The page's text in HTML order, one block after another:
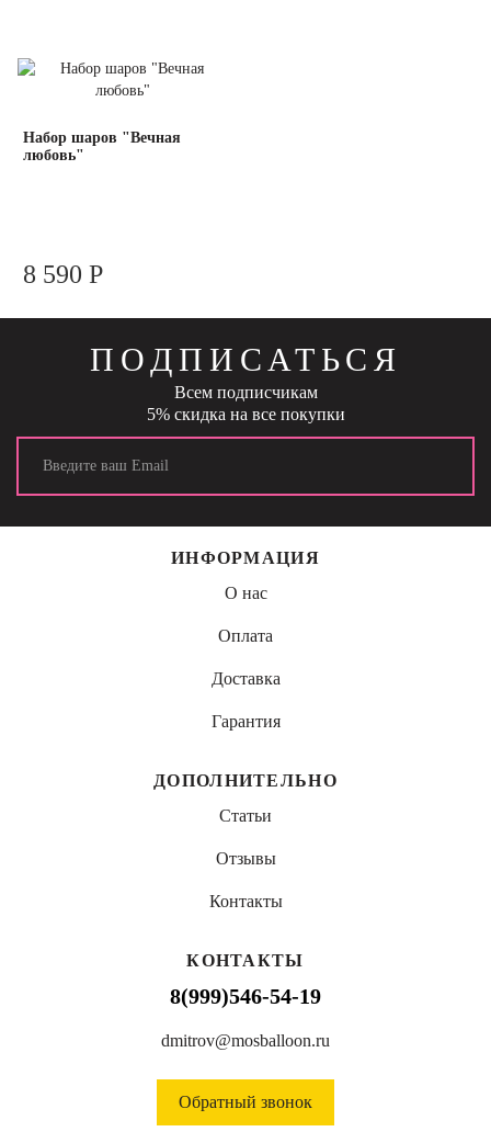
Набор шаров "Вечная
любовь"
8 590 Р
ПОДПИСАТЬСЯ
Всем подписчикам
5% скидка на все покупки
ИНФОРМАЦИЯ
О нас
Оплата
Доставка
Гарантия
ДОПОЛНИТЕЛЬНО
Статьи
Отзывы
Контакты
КОНТАКТЫ
8(999)546-54-19
dmitrov@mosballoon.ru
Обратный звонок